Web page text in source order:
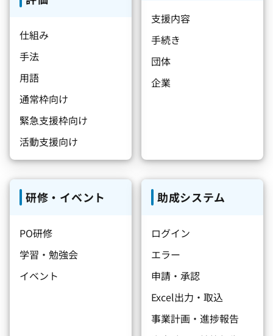
仕組み
手法
用語
通常枠向け
緊急支援枠向け
活動支援向け
支援内容
手続き
団体
企業
研修・イベント
PO研修
学習・勉強会
イベント
助成システム
ログイン
エラー
申請・承認
Excel出力・取込
事業計画・進捗報告